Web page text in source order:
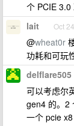
个 PCIE 3.0
lait Oct
@wheat0r
功耗和可玩
delflare505
可以考虑尔
gen4 的。2
一个 pcie x8